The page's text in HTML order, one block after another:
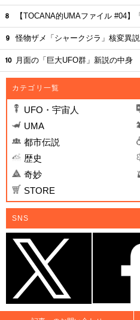
【TOCANA的UMAファイル #04】
怪物ザメ「シャークジラ」核変異説
月面の「巨大UFO群」新説の中身
カテゴリ一覧
UFO・宇宙人
UMA
都市伝説
歴史
奇妙
STORE
SNS